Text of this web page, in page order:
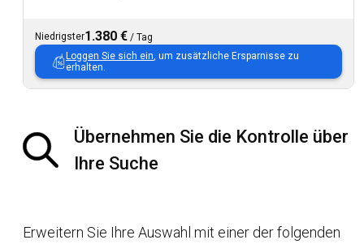
Niedrigster1.380 € / Tag
Loggen Sie sich ein , um zusätzliche Ersparnisse zu
erhalten.
Übernehmen Sie die Kontrolle über
Ihre Suche
Erweitern Sie Ihre Auswahl mit einer der folgenden